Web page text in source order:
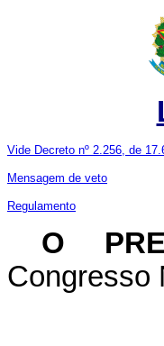
Vide Decreto nº 2.256, de
Mensagem de veto
Regulamento
O
Congresso